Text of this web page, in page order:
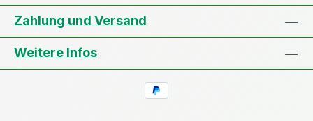
Zahlung und Versand
Weitere Infos